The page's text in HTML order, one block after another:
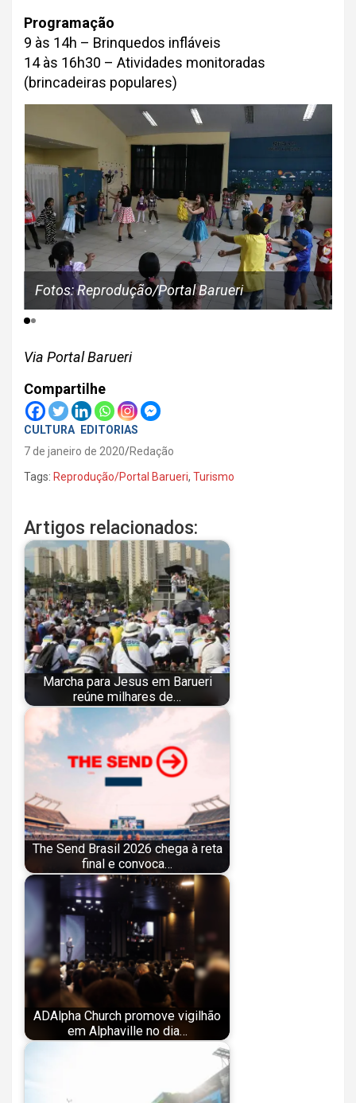
Programação
9 às 14h – Brinquedos infláveis
14 às 16h30 – Atividades monitoradas
(brincadeiras populares)
Fotos: Reprodução/Portal Barueri
Via Portal Barueri
Compartilhe
CULTURA
EDITORIAS
7 de janeiro de 2020 Redação
Tags: Reprodução/Portal Barueri, Turismo
Artigos relacionados:
Marcha para Jesus em Barueri
reúne milhares de…
The Send Brasil 2026 chega à reta
final e convoca…
ADAlpha Church promove vigilhão
em Alphaville no dia…